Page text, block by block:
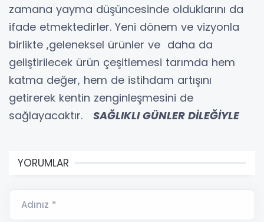
zamana yayma düşüncesinde olduklarını da
ifade etmektedirler. Yeni dönem ve vizyonla
birlikte ,geleneksel ürünler ve daha da
geliştirilecek ürün çeşitlemesi tarımda hem
katma değer, hem de istihdam artışını
getirerek kentin zenginleşmesini de
sağlayacaktır. SAĞLIKLI GÜNLER DİLEĞİYLE
YORUMLAR
Adınız *